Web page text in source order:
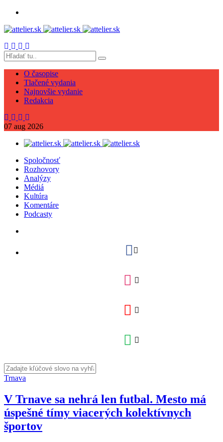
O časopise
Tlačené vydania
Najnovšie vydanie
Redakcia
07 aug 2026
Spoločnosť
Rozhovory
Analýzy
Médiá
Kultúra
Komentáre
Podcasty
Trnava
V Trnave sa nehrá len futbal. Mesto má
úspešné tímy viacerých kolektívnych
športov